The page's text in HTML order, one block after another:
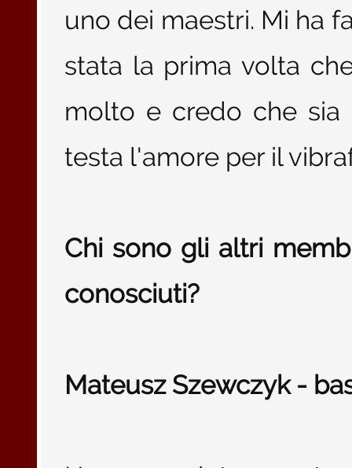
uno dei maestri. Mi ha
stata la prima volta
molto e credo che
testa l'amore per il
Chi sono gli altri
conosciuti?
Mateusz Szewczyk -